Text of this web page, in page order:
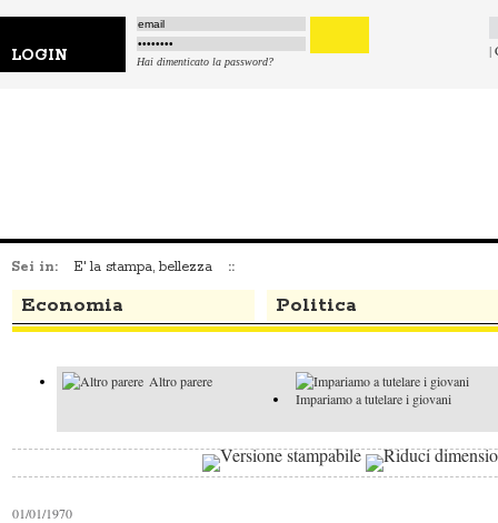
LOGIN Hai dimenticato la password?
|
Sei in: E' la stampa, bellezza ::
Economia Politica
Altro parere
Impariamo a tutelare i giovani
I faziosi e il
buon senso
Altro parere
01/01/1970